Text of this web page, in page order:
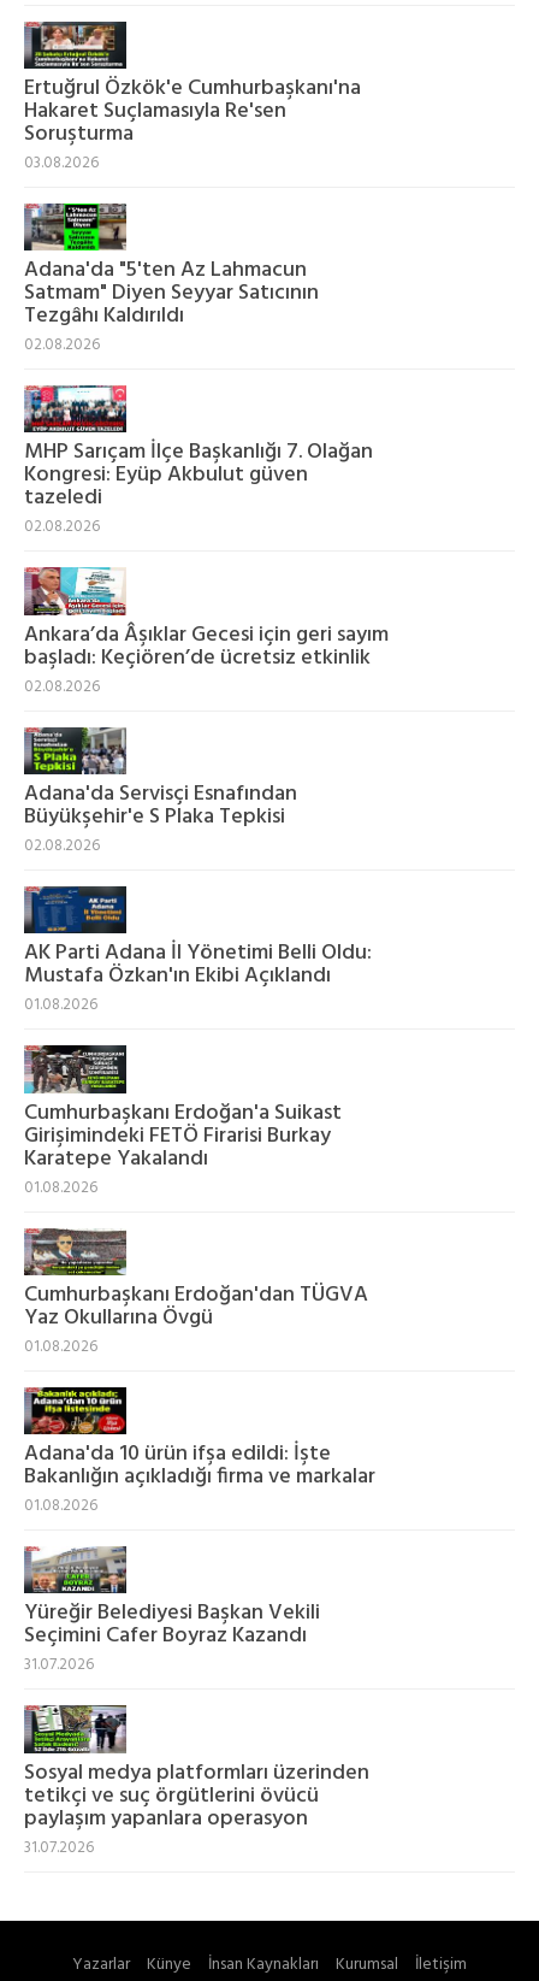
Ertuğrul Özkök'e Cumhurbaşkanı'na
Hakaret Suçlamasıyla Re'sen
Soruşturma
03.08.2026
Adana'da "5'ten Az Lahmacun
Satmam" Diyen Seyyar Satıcının
Tezgâhı Kaldırıldı
02.08.2026
MHP Sarıçam İlçe Başkanlığı 7. Olağan
Kongresi: Eyüp Akbulut güven
tazeledi
02.08.2026
Ankara’da Âşıklar Gecesi için geri sayım
başladı: Keçiören’de ücretsiz etkinlik
02.08.2026
Adana'da Servisçi Esnafından
Büyükşehir'e S Plaka Tepkisi
02.08.2026
AK Parti Adana İl Yönetimi Belli Oldu:
Mustafa Özkan'ın Ekibi Açıklandı
01.08.2026
Cumhurbaşkanı Erdoğan'a Suikast
Girişimindeki FETÖ Firarisi Burkay
Karatepe Yakalandı
01.08.2026
Cumhurbaşkanı Erdoğan'dan TÜGVA
Yaz Okullarına Övgü
01.08.2026
Adana'da 10 ürün ifşa edildi: İşte
Bakanlığın açıkladığı firma ve markalar
01.08.2026
Yüreğir Belediyesi Başkan Vekili
Seçimini Cafer Boyraz Kazandı
31.07.2026
Sosyal medya platformları üzerinden
tetikçi ve suç örgütlerini övücü
paylaşım yapanlara operasyon
31.07.2026
Yazarlar Künye İnsan Kaynakları Kurumsal İletişim